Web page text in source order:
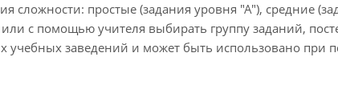
сложности: простые (задания уровня "А"), средние
с помощью учителя выбирать группу заданий,
учебных заведений и может быть использовано при